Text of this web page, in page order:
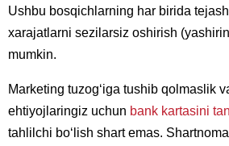
Ushbu bosqichlarning har birida
xarajatlarni sezilarsiz oshirish
mumkin.
Marketing tuzog‘iga tushib qolmaslik
ehtiyojlaringiz uchun bank kartasini
tahlilchi bo‘lish shart emas.